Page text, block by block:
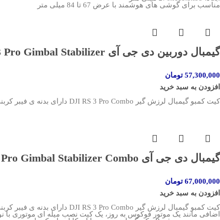
مناسب برای گوشی های هوشمند با عرض 67 تا 84 میلی متر
گیمبال دوربین دی جی آی DJI RS 3 Pro Gimbal Stabilizer
57,300,000 تومان
افزودن به سبد خرید
کیت کمبو گیمبال لرزش گیر DJI RS 3 Pro Combo دارای بدنه ی فیبر کربنی با وزن 1143 گرم با تحمل وزن تا 4.5 کیلوگرم ، دارای صفحه نمایش لمسی 1.8 اینچی.
گیمبال دی جی آی DJI RS 3 Pro Gimbal Stabilizer Combo
67,000,000 تومان
افزودن به سبد خرید